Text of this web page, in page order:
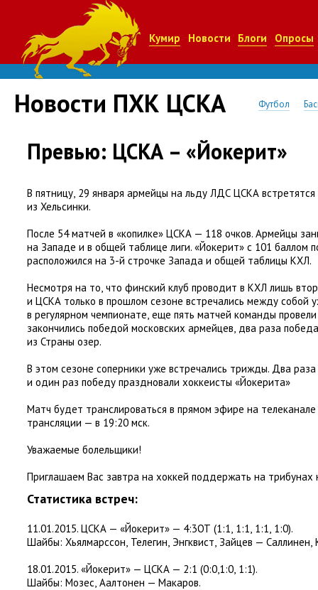
Кумир Новости Блоги Опросы
Новости ПХК ЦСКА Футбол
Превью: ЦСКА – «Йокерит»
В пятницу, 29 января армейцы на льду ЛДС ЦСКА встретятся
из Хельсинки.
После 54 матчей в «копилке» ЦСКА — 118 очков. Армейцы
на Западе и в общей таблице лиги. «Йокерит» с 101 баллом
расположился на 3-й строчке Запада и общей таблицы КХЛ.
Несмотря на то, что финский клуб проводит в КХЛ лишь
и ЦСКА только в прошлом сезоне встречались между собой
в регулярном чемпионате, еще пять матчей команды
закончились победой московских армейцев, два раза
из Страны озер.
В этом сезоне соперники уже встречались трижды. Два
и один раз победу праздновали хоккеисты «Йокерита»
Матч будет транслироваться в прямом эфире на телеканале
трансляции — в 19:20 мск.
Уважаемые болельщики!
Приглашаем Вас завтра на хоккей поддержать на трибунах
Статистика встреч:
11.01.2015. ЦСКА — «Йокерит» — 4:3ОТ (1:1, 1:1, 1:1, 1:0).
Шайбы: Хьялмарссон, Телегин, Энгквист, Зайцев — Саллинен,
18.01.2015. «Йокерит» — ЦСКА — 2:1 (0:0,1:0, 1:1).
Шайбы: Мозес, Аалтонен — Макаров.